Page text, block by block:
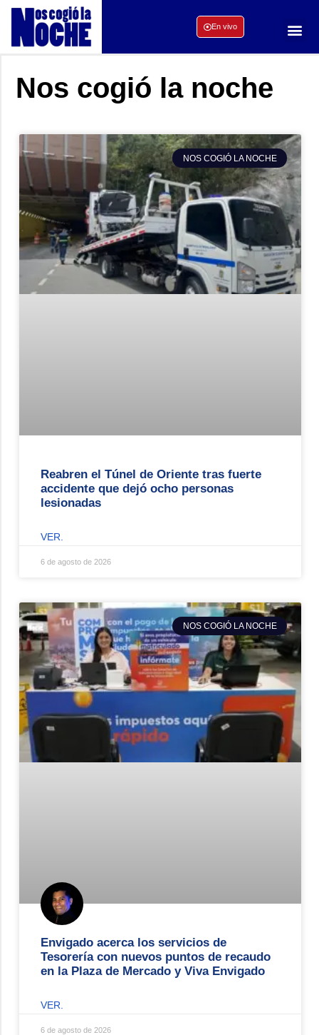
En vivo
Nos cogió la noche
NOS COGIÓ LA NOCHE
Reabren el Túnel de Oriente tras fuerte
accidente que dejó ocho personas
lesionadas
VER.
6 de agosto de 2026
NOS COGIÓ LA NOCHE
Envigado acerca los servicios de
Tesorería con nuevos puntos de recaudo
en la Plaza de Mercado y Viva Envigado
VER.
6 de agosto de 2026